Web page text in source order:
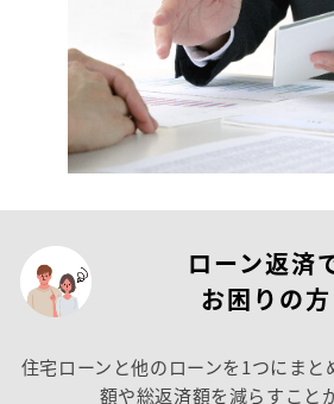
ローン返済
お困りの方
住宅ローンと他のローンを1つにまと
額や総返済額を減らすこと